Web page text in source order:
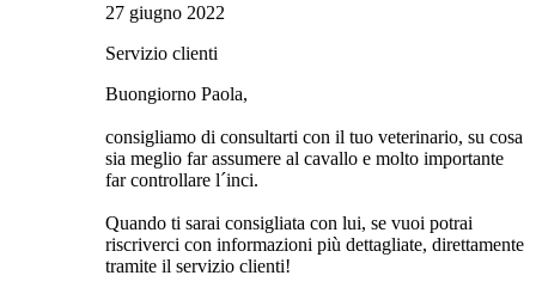
27 giugno 2022
Servizio clienti
Buongiorno Paola,
consigliamo di consultarti con il tuo veterinario, su cosa
sia meglio far assumere al cavallo e molto importante
far controllare l´inci.
Quando ti sarai consigliata con lui, se vuoi potrai
riscriverci con informazioni più dettagliate, direttamente
tramite il servizio clienti!